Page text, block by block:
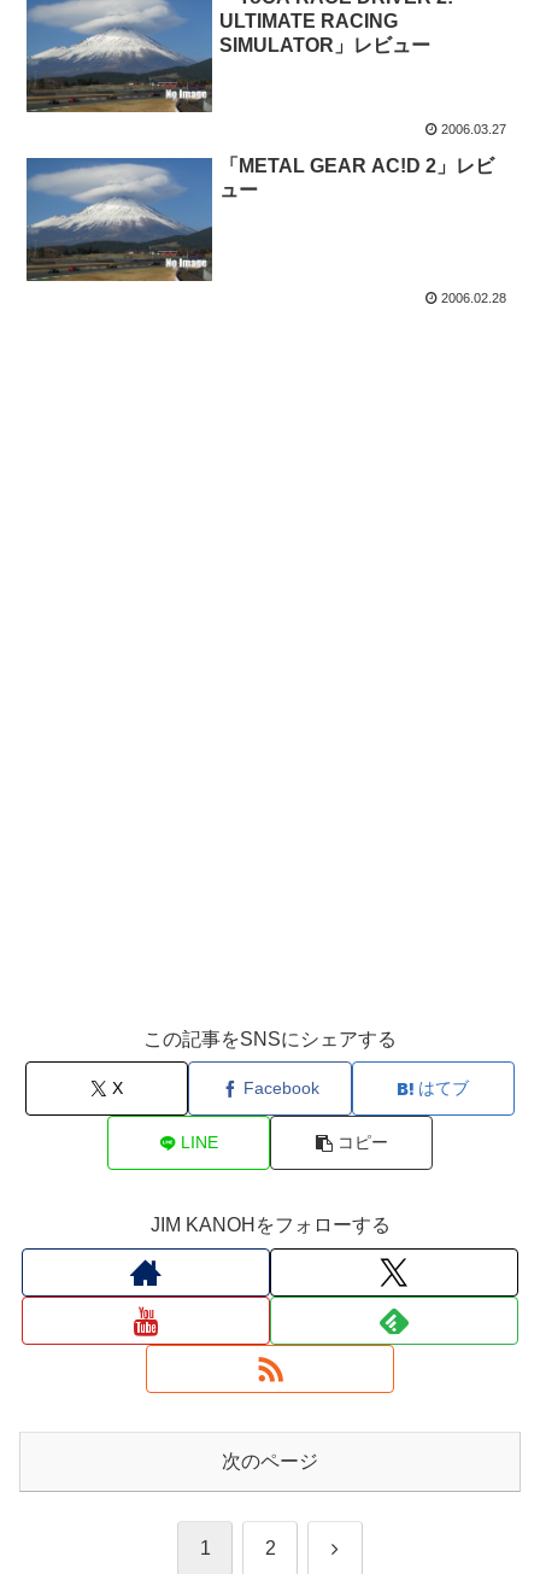
ULTIMATE RACING
SIMULATOR」レビュー
2006.03.27
「METAL GEAR AC!D 2」レビ
ュー
2006.02.28
この記事をSNSにシェアする
X Facebook はてブ
LINE コピー
JIM KANOHをフォローする
次のページ
1 2 次